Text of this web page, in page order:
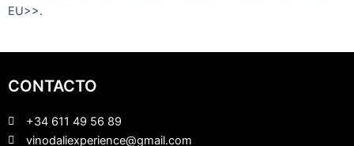
EU>>.
CONTACTO
+34 611 49 56 89
vinodaliexperience@gmail.com